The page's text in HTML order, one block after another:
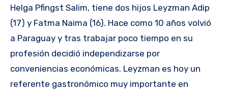
Helga Pfingst Salim, tiene dos hijos Leyzman Adip
(17) y Fatma Naima (16). Hace como 10 años volvió
a Paraguay y tras trabajar poco tiempo en su
profesión decidió independizarse por
conveniencias económicas. Leyzman es hoy un
referente gastronómico muy importante en